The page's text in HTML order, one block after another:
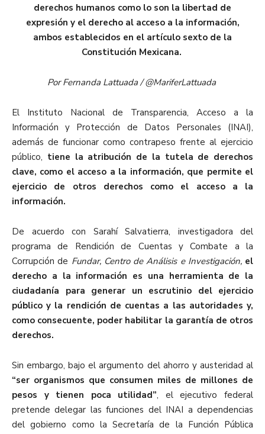
derechos humanos como lo son la libertad de
expresión y el derecho al acceso a la información,
ambos establecidos en el artículo sexto de la
Constitución Mexicana.
Por Fernanda Lattuada / @MariferLattuada
El Instituto Nacional de Transparencia, Acceso a la
Información y Protección de Datos Personales (INAI),
además de funcionar como contrapeso frente al ejercicio
público, tiene la atribución de la tutela de derechos
clave, como el acceso a la información, que permite el
ejercicio de otros derechos como el acceso a la
información.
De acuerdo con Sarahí Salvatierra, investigadora del
programa de Rendición de Cuentas y Combate a la
Corrupción de Fundar, Centro de Análisis e Investigación, el
derecho a la información es una herramienta de la
ciudadanía para generar un escrutinio del ejercicio
público y la rendición de cuentas a las autoridades y,
como consecuente, poder habilitar la garantía de otros
derechos.
Sin embargo, bajo el argumento del ahorro y austeridad al
“ser organismos que consumen miles de millones de
pesos y tienen poca utilidad”, el ejecutivo federal
pretende delegar las funciones del INAI adependencias
del gobierno como la Secretaría de la Función Pública